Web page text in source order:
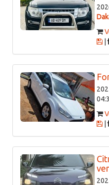
|
|